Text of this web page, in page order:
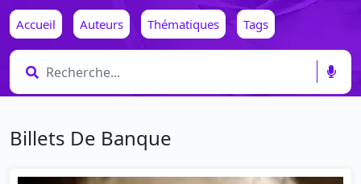
Accueil Auteurs Thématiques Tags
Billets De Banque